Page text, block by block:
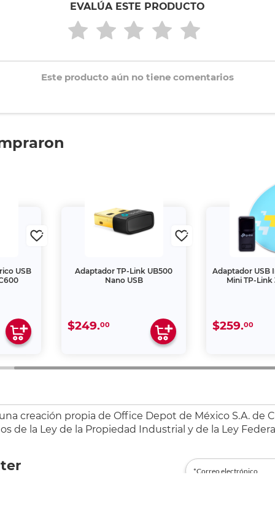
EVALÚA ESTE PRODUCTO
Este producto aún no tiene comentarios
USB
Adaptador TP-Link UB500
Nano USB
$249.00
Adaptador USB
Mini TP-Link
$259.00
creación propia de Office Depot de México S.A. de
de la Ley de la Propiedad Industrial y de la Ley